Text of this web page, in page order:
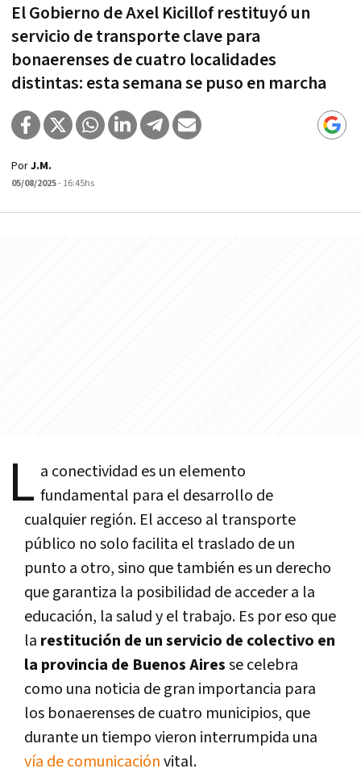
El Gobierno de Axel Kicillof restituyó un
servicio de transporte clave para
bonaerenses de cuatro localidades
distintas: esta semana se puso en marcha
PorJ.M.
05/08/2025- 16:45hs
L a conectividad es un elemento
fundamental para el desarrollo de
cualquier región. El acceso al transporte
público no solo facilita el traslado de un
punto a otro, sino que también es un derecho
que garantiza la posibilidad de acceder a la
educación, la salud y el trabajo. Es por eso que
la restitución de un servicio de colectivo en
la provincia de Buenos Airesse celebra
como una noticia de gran importancia para
los bonaerenses de cuatro municipios, que
durante un tiempo vieron interrumpida una
vía de comunicaciónvital.